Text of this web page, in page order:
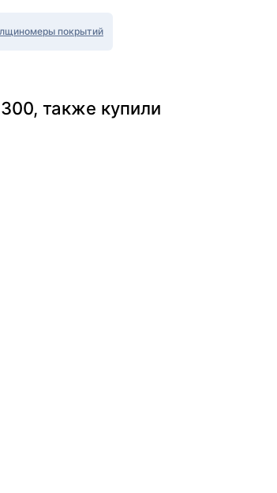
покрытий
также купили